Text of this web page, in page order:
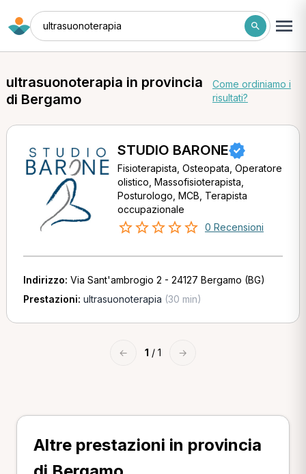
ultrasuonoterapia
ultrasuonoterapia in provincia
di Bergamo
Come ordiniamo i
risultati?
STUDIO BARONE
Fisioterapista, Osteopata, Operatore
olistico, Massofisioterapista,
Posturologo, MCB, Terapista
occupazionale
0 Recensioni
Indirizzo: Via Sant'ambrogio 2 - 24127 Bergamo (BG)
Prestazioni: ultrasuonoterapia (30 min)
← 1 / 1 →
Altre prestazioni in provincia